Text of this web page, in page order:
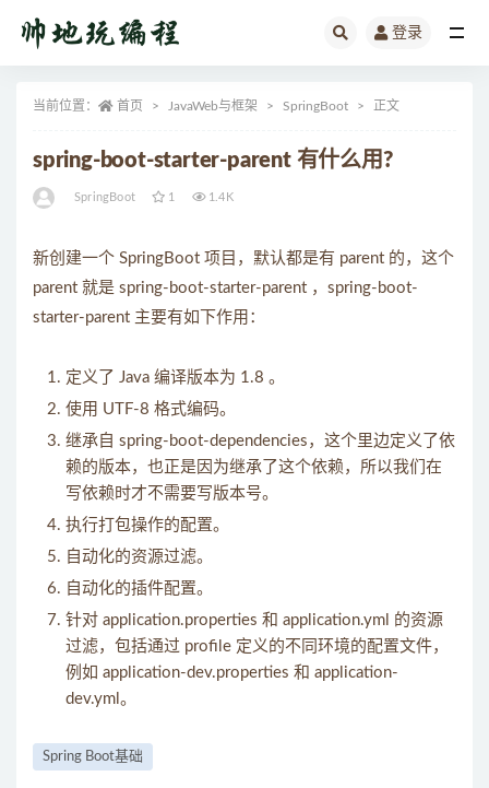
登录
当前位置： 首页 JavaWeb与框架 SpringBoot 正文
spring-boot-starter-parent 有什么用?
SpringBoot 1 1.4K
新创建一个 SpringBoot 项目，默认都是有 parent 的，这个
parent 就是 spring-boot-starter-parent ，spring-boot-
starter-parent 主要有如下作用：
定义了 Java 编译版本为 1.8 。
使用 UTF-8 格式编码。
继承自 spring-boot-dependencies，这个里边定义了依
赖的版本，也正是因为继承了这个依赖，所以我们在
写依赖时才不需要写版本号。
执行打包操作的配置。
自动化的资源过滤。
自动化的插件配置。
针对 application.properties 和 application.yml 的资源
过滤，包括通过 profile 定义的不同环境的配置文件，
例如 application-dev.properties 和 application-
dev.yml。
Spring Boot基础